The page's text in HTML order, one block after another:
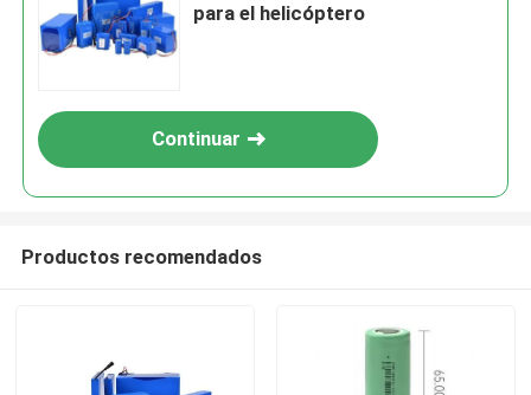
para el helicóptero
Continuar
Productos recomendados